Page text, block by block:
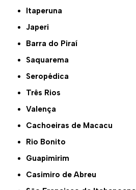
Itaperuna
Japeri
Barra do Piraí
Saquarema
Seropédica
Três Rios
Valença
Cachoeiras de Macacu
Rio Bonito
Guapimirim
Casimiro de Abreu